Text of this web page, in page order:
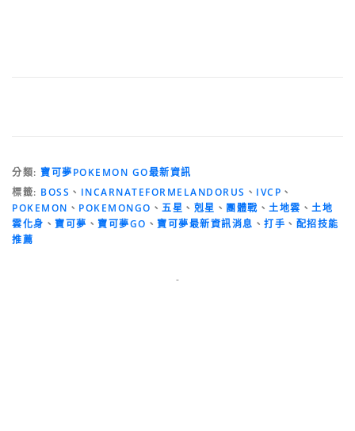
分類: 寶可夢POKEMON GO最新資訊
標籤: BOSS 、 INCARNATEFORMELANDORUS 、 IVCP 、
POKEMON 、 POKEMONGO 、 五星 、 剋星 、 團體戰 、 土地雲 、 土地
雲化身 、 寶可夢 、 寶可夢GO 、 寶可夢最新資訊消息 、 打手 、 配招技能
推薦
-